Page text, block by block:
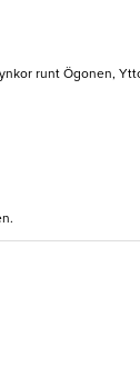
runt Ögonen,